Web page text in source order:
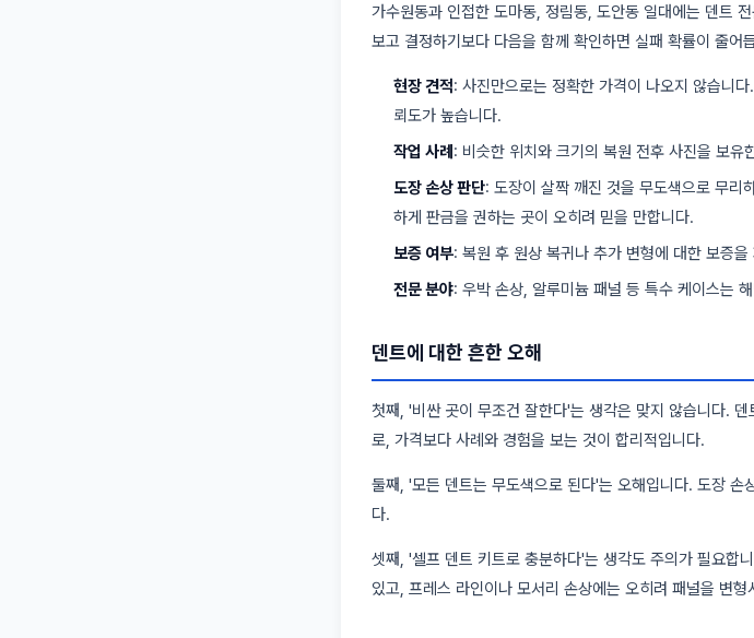
가수원동과 인접한 도마동, 정림동, 도안동 일대에는 덴트
보고 결정하기보다 다음을 함께 확인하면 실패 확률이 줄어
현장 견적: 사진만으로는 정확한 가격이 나오지 않습니
뢰도가 높습니다.
작업 사례 : 비슷한 위치와 크기의 복원 전후 사진을 보유
도장 손상 판단: 도장이 살짝 깨진 것을 무도색으로 무리
하게 판금을 권하는 곳이 오히려 믿을 만합니다.
보증 여부: 복원 후 원상 복귀나 추가 변형에 대한 보증
전문 분야: 우박 손상, 알루미늄 패널 등 특수 케이스는
덴트에 대한 흔한 오해
첫째, '비싼 곳이 무조건 잘한다'는 생각은 맞지 않습니다.
로, 가격보다 사례와 경험을 보는 것이 합리적입니다.
둘째, '모든 덴트는 무도색으로 된다'는 오해입니다. 도장 손
다.
셋째, '셀프 덴트 키트로 충분하다'는 생각도 주의가 필요합
있고, 프레스 라인이나 모서리 손상에는 오히려 패널을 변형